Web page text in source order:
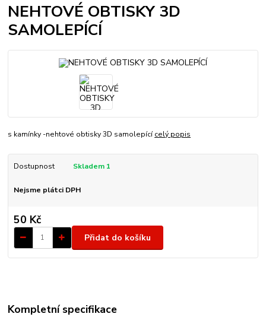
NEHTOVÉ OBTISKY 3D
SAMOLEPÍCÍ
s kamínky -nehtové obtisky 3D samolepícícelý popis
Dostupnost Skladem 1
Nejsme plátci DPH
50 Kč
Přidat do košíku
Kompletní specifikace